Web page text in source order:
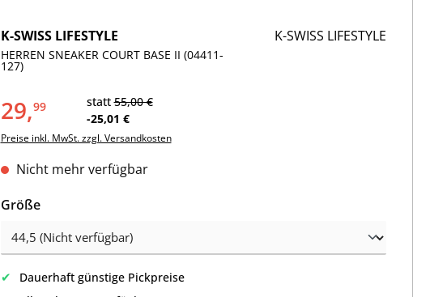
K-SWISS LIFESTYLE
HERREN SNEAKER COURT BASE II (04411-
127)
K-SWISS LIFESTYLE
29,99 statt55,00 €
-25,01 €
Preise inkl. MwSt. zzgl. Versandkosten
Nicht mehr verfügbar
Größeauswählen
✔ Dauerhaft günstige Pickpreise